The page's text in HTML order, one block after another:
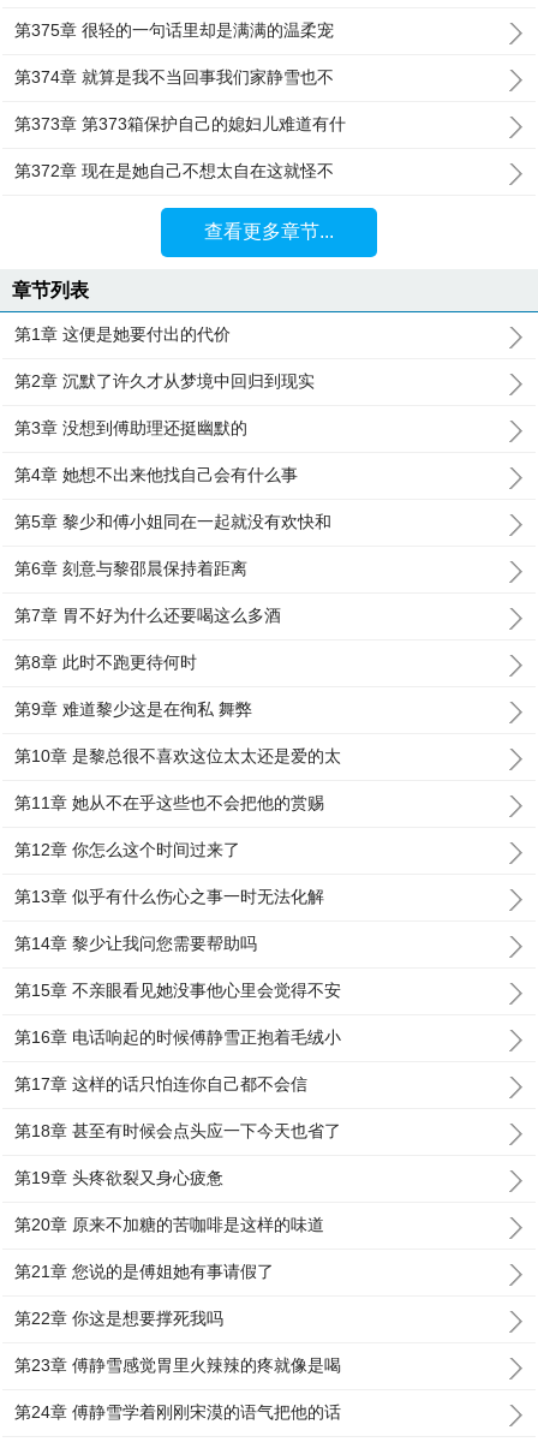
第375章 很轻的一句话里却是满满的温柔宠
第374章 就算是我不当回事我们家静雪也不
第373章 第373箱保护自己的媳妇儿难道有什
第372章 现在是她自己不想太自在这就怪不
查看更多章节...
章节列表
第1章 这便是她要付出的代价
第2章 沉默了许久才从梦境中回归到现实
第3章 没想到傅助理还挺幽默的
第4章 她想不出来他找自己会有什么事
第5章 黎少和傅小姐同在一起就没有欢快和
第6章 刻意与黎邵晨保持着距离
第7章 胃不好为什么还要喝这么多酒
第8章 此时不跑更待何时
第9章 难道黎少这是在徇私 舞弊
第10章 是黎总很不喜欢这位太太还是爱的太
第11章 她从不在乎这些也不会把他的赏赐
第12章 你怎么这个时间过来了
第13章 似乎有什么伤心之事一时无法化解
第14章 黎少让我问您需要帮助吗
第15章 不亲眼看见她没事他心里会觉得不安
第16章 电话响起的时候傅静雪正抱着毛绒小
第17章 这样的话只怕连你自己都不会信
第18章 甚至有时候会点头应一下今天也省了
第19章 头疼欲裂又身心疲惫
第20章 原来不加糖的苦咖啡是这样的味道
第21章 您说的是傅姐她有事请假了
第22章 你这是想要撑死我吗
第23章 傅静雪感觉胃里火辣辣的疼就像是喝
第24章 傅静雪学着刚刚宋漠的语气把他的话